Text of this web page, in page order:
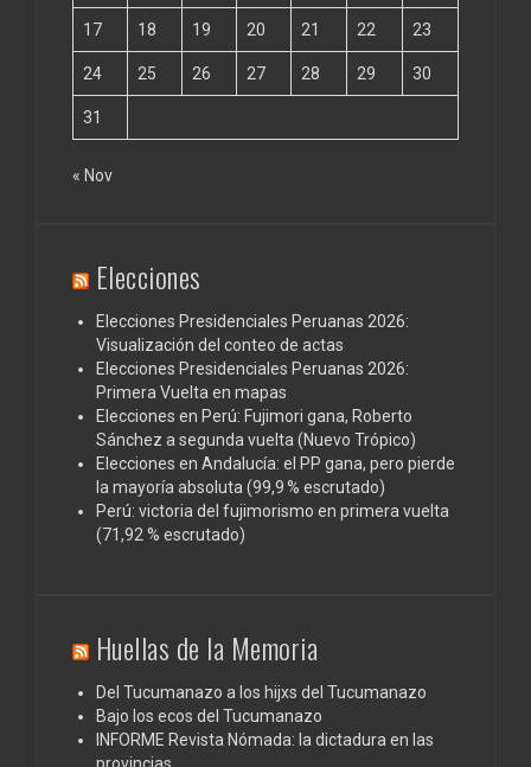
17 18 19 20 21 22 23
24 25 26 27 28 29 30
31
« Nov
Elecciones
Elecciones Presidenciales Peruanas 2026:
Visualización del conteo de actas
Elecciones Presidenciales Peruanas 2026:
Primera Vuelta en mapas
Elecciones en Perú: Fujimori gana, Roberto
Sánchez a segunda vuelta (Nuevo Trópico)
Elecciones en Andalucía: el PP gana, pero pierde
la mayoría absoluta (99,9 % escrutado)
Perú: victoria del fujimorismo en primera vuelta
(71,92 % escrutado)
Huellas de la Memoria
Del Tucumanazo a los hijxs del Tucumanazo
Bajo los ecos del Tucumanazo
INFORME Revista Nómada: la dictadura en las